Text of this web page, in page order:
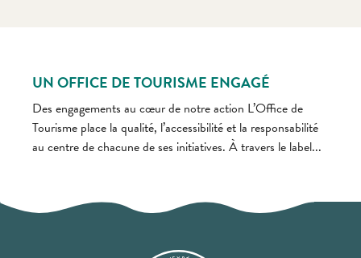
UN OFFICE DE TOURISME ENGAGÉ
Des engagements au cœur de notre action L’Office de
Tourisme place la qualité, l’accessibilité et la responsabilité
au centre de chacune de ses initiatives. À travers le label...